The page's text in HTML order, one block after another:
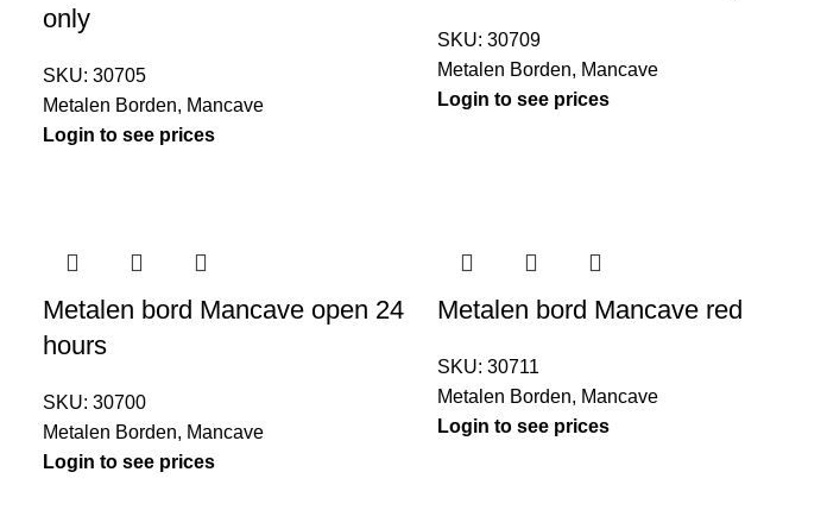
only
SKU: 30705
Metalen Borden, Mancave
Login to see prices
SKU:30709
Metalen Borden, Mancave
Login to see prices
Metalen bord Mancave open 24
hours
SKU: 30700
Metalen Borden, Mancave
Login to see prices
Metalen bord Mancave red
SKU:30711
Metalen Borden, Mancave
Login to see prices